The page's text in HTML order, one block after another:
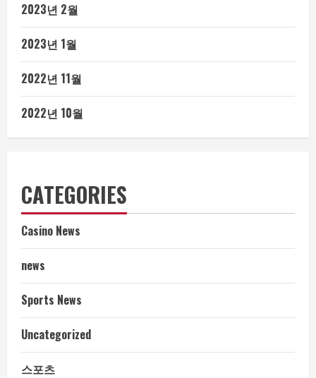
2023년 2월
2023년 1월
2022년 11월
2022년 10월
CATEGORIES
Casino News
news
Sports News
Uncategorized
스포츠